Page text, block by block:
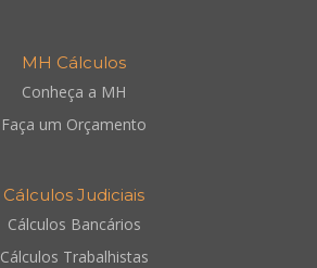
MH Cálculos
Conheça a MH
Faça um Orçamento
Cálculos Judiciais
Cálculos Bancários
Cálculos Trabalhistas